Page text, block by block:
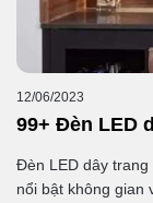
12/06/2023
99+ Đèn LED
Đèn LED dây
nổi bật không gian